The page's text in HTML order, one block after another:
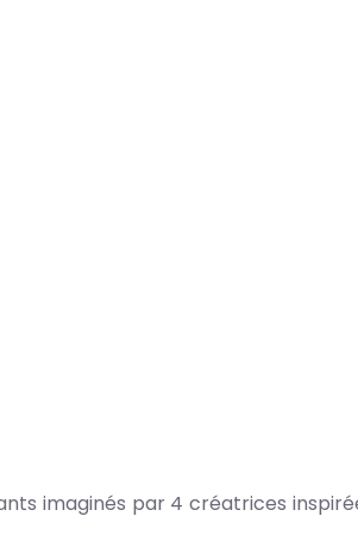
imaginés par 4 créatrices